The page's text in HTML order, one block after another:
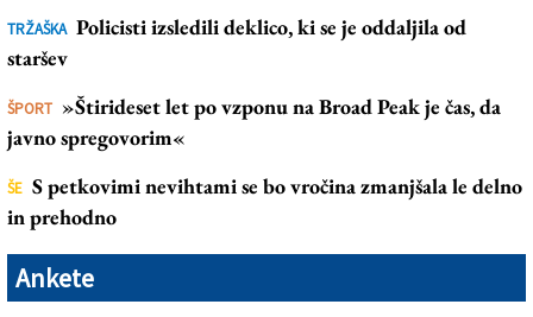
TRŽAŠKA Policisti izsledili deklico, ki se je oddaljila od
staršev
ŠPORT »Štirideset let po vzponu na Broad Peak je čas, da
javno spregovorim«
ŠE S petkovimi nevihtami se bo vročina zmanjšala le delno
in prehodno
Ankete